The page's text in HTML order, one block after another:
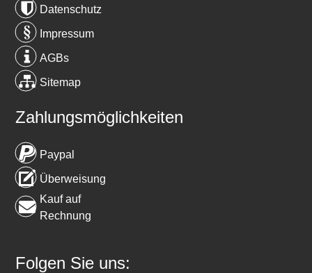
Datenschutz
Impressum
AGBs
Sitemap
Zahlungsmöglichkeiten
Paypal
Überweisung
Kauf auf
Rechnung
Folgen Sie uns: